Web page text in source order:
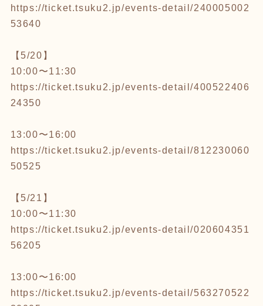
https://ticket.tsuku2.jp/events-detail/240005002
53640
【5/20】
10:00〜11:30
https://ticket.tsuku2.jp/events-detail/400522406
24350
13:00〜16:00
https://ticket.tsuku2.jp/events-detail/812230060
50525
【5/21】
10:00〜11:30
https://ticket.tsuku2.jp/events-detail/020604351
56205
13:00〜16:00
https://ticket.tsuku2.jp/events-detail/563270522